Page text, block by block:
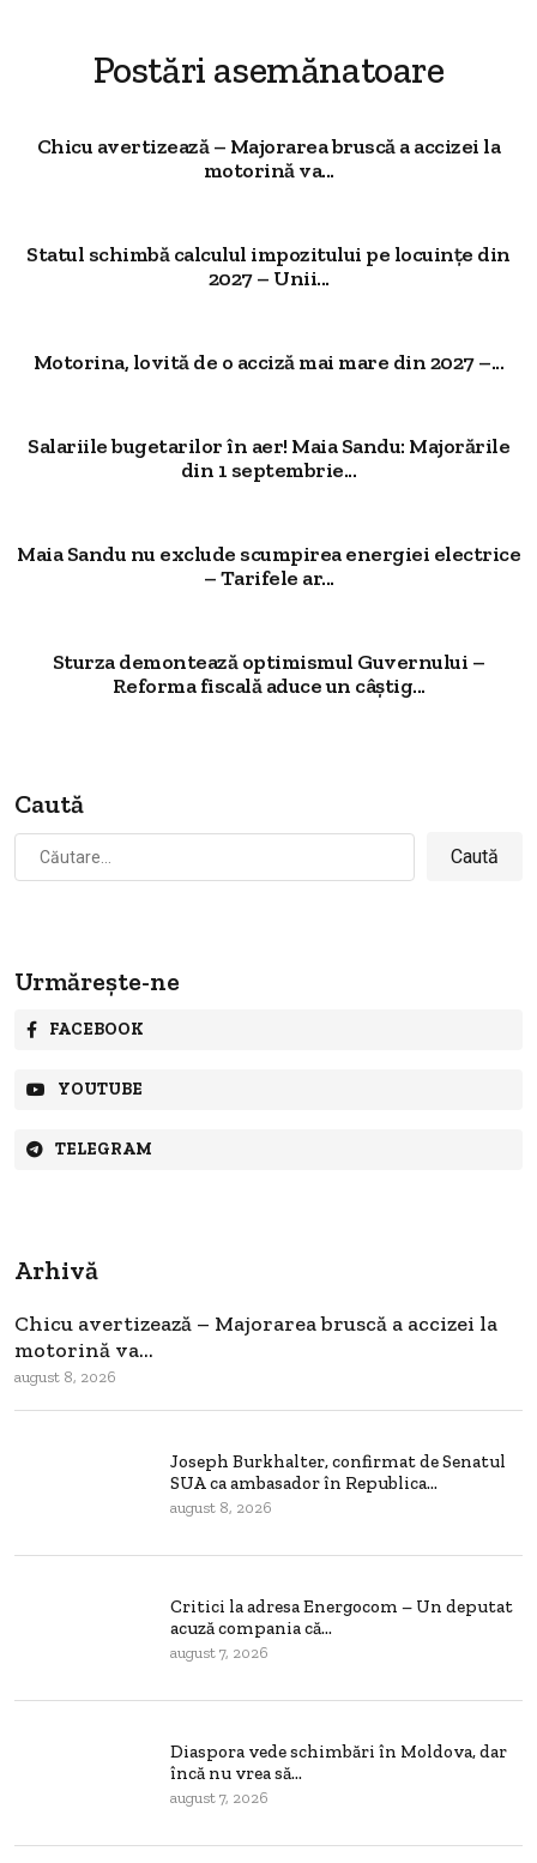
Postări asemănatoare
Chicu avertizează – Majorarea bruscă a accizei la
motorină va...
Statul schimbă calculul impozitului pe locuințe din
2027 – Unii...
Motorina, lovită de o acciză mai mare din 2027 –...
Salariile bugetarilor în aer! Maia Sandu: Majorările
din 1 septembrie...
Maia Sandu nu exclude scumpirea energiei electrice
– Tarifele ar...
Sturza demontează optimismul Guvernului –
Reforma fiscală aduce un câștig...
Caută
Caută
după:
Urmărește-ne
FACEBOOK
YOUTUBE
TELEGRAM
Arhivă
Chicu avertizează – Majorarea bruscă a accizei la
motorină va...
august 8, 2026
Joseph Burkhalter, confirmat de Senatul
SUA ca ambasador în Republica...
august 8, 2026
Critici la adresa Energocom – Un deputat
acuză compania că...
august 7, 2026
Diaspora vede schimbări în Moldova, dar
încă nu vrea să...
august 7, 2026